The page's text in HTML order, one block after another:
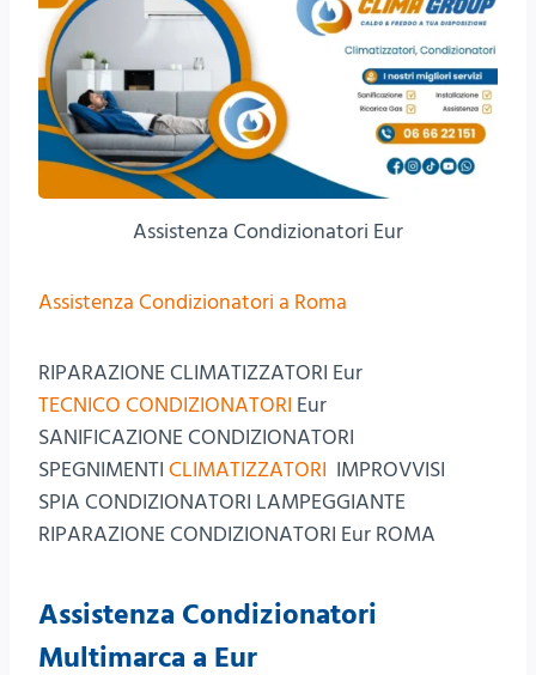
Assistenza Condizionatori Eur
Assistenza Condizionatori a Roma
RIPARAZIONE CLIMATIZZATORI Eur
TECNICO CONDIZIONATORI Eur
SANIFICAZIONE CONDIZIONATORI
SPEGNIMENTI CLIMATIZZATORI IMPROVVISI
SPIA CONDIZIONATORI LAMPEGGIANTE
RIPARAZIONE CONDIZIONATORI Eur ROMA
Assistenza Condizionatori
Multimarca a Eur